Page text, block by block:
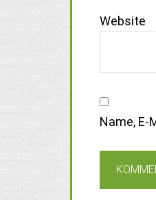
Website
Name,